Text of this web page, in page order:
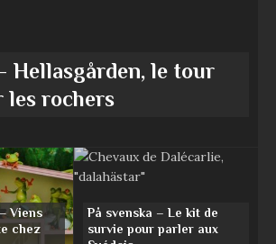
Hellasgården, le tour
les rochers
Viens
chez
På svenska – Le kit de
survie pour parler aux